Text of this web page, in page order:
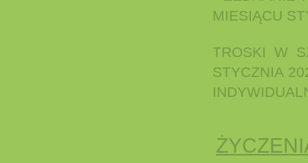
TROSKI W
STYCZNIA